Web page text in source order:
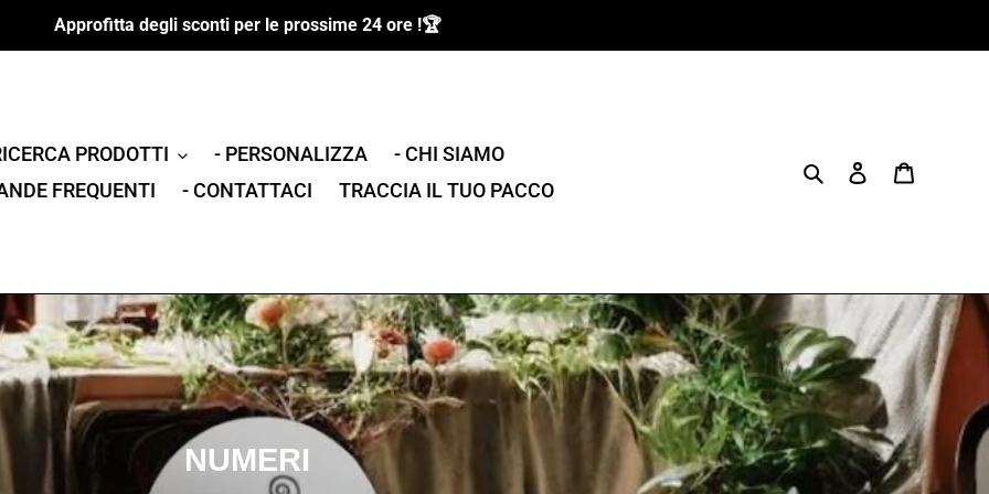
Approfitta degli sconti per le prossime 24 ore !🏆
PRODOTTI - PERSONALIZZA
- CHI SIAMO
FREQUENTI
- CONTATTACI TRACCIA IL TUO PACCO
SearchLog in
C
NUMERI